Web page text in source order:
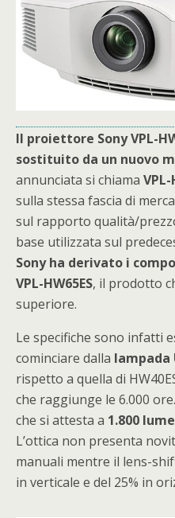
Il proiettore Sony VPL-
sostituito da un nuovo
annunciata si chiama VPL-
sulla stessa fascia di
sul rapporto qualità/
base utilizzata sul
Sony ha derivato i
VPL-HW65ES, il prodotto
superiore.
Le specifiche sono infatti
cominciare dalla lampada
rispetto a quella di
che raggiunge le 6.000
che si attesta a 1.800
L’ottica non presenta
manuali mentre il lens-
in verticale e del 25% in